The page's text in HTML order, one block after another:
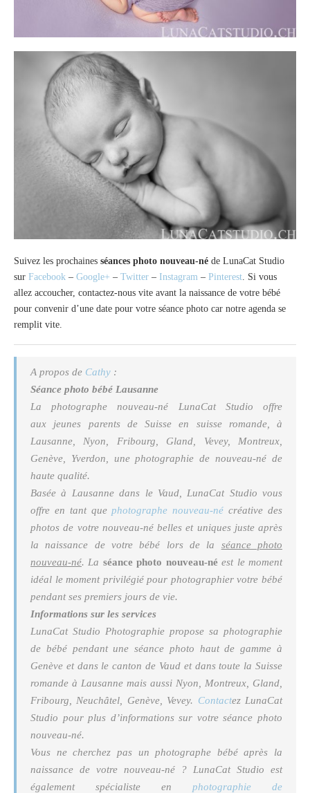
Suivez les prochaines séances photo nouveau-né de LunaCat Studio
sur Facebook – Google+ – Twitter – Instagram – Pinterest . Si vous
allez accoucher, contactez-nous vite avant la naissance de votre bébé
pour convenir d’une date pour votre séance photo car notre agenda se
remplit vite.
A propos de Cathy :
Séance photo bébé Lausanne
Laphotographe nouveau-né LunaCat Studio offre
aux jeunes parents de Suisse en suisse romande, à
Lausanne, Nyon, Fribourg, Gland, Vevey, Montreux,
Genève, Yverdon, une photographie de nouveau-né de
haute qualité.
Basée à Lausanne dans le Vaud, LunaCat Studio vous
offre en tant que photographe nouveau-né créative des
photos de votre nouveau-né belles et uniques juste après
la naissance de votre bébé lors de la séance photo
nouveau-né. La séance photo nouveau-néest le moment
idéal le moment privilégié pour photographier votre bébé
pendant ses premiers jours de vie.
Informations sur les services
LunaCat Studio Photographie propose sa photographie
de bébé pendant une séance photo haut de gamme à
Genève et dans le canton de Vaud et dans toute la Suisse
romande à Lausanne mais aussi Nyon, Montreux, Gland,
Fribourg, Neuchâtel, Genève, Vevey. Contactez LunaCat
Studio pour plus d’informations sur votre séance photo
nouveau-né.
Vous ne cherchez pas un photographe bébé après la
naissance de votre nouveau-né ? LunaCat Studio est
également spécialiste en photographie de